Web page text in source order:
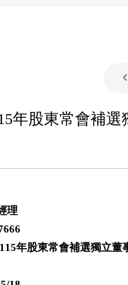
年股東常會補選
理
年股東常會補選獨立董